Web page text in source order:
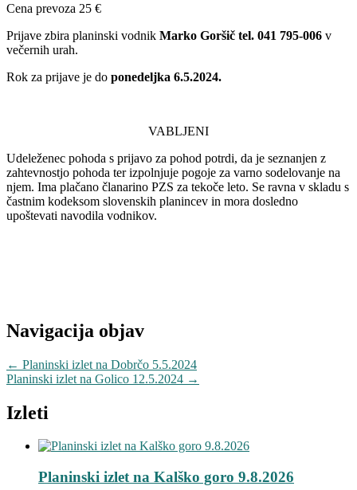
Cena prevoza 25 €
Prijave zbira planinski vodnik Marko Goršič tel. 041 795-006 v
večernih urah.
Rok za prijave je do ponedeljka 6.5.2024.
VABLJENI
Udeleženec pohoda s prijavo za pohod potrdi, da je seznanjen z
zahtevnostjo pohoda ter izpolnjuje pogoje za varno sodelovanje na
njem. Ima plačano članarino PZS za tekoče leto. Se ravna v skladu s
častnim kodeksom slovenskih planincev in mora dosledno
upoštevati navodila vodnikov.
Navigacija objav
← Planinski izlet na Dobrčo 5.5.2024
Planinski izlet na Golico 12.5.2024 →
Izleti
Planinski izlet na Kalško goro 9.8.2026